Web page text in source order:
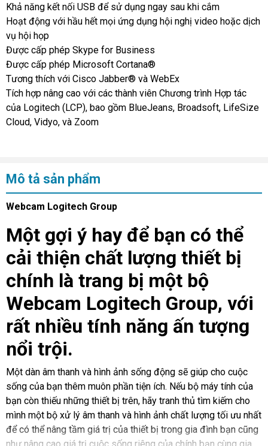
Khả năng kết nối USB để sử dụng ngay sau khi cắm
Hoạt động với hầu hết mọi ứng dụng hội nghị video hoặc dịch
vụ hội họp
Được cấp phép Skype for Business
Được cấp phép Microsoft Cortana®
Tương thích với Cisco Jabber® và WebEx
Tích hợp nâng cao với các thành viên Chương trình Hợp tác
của Logitech (LCP), bao gồm BlueJeans, Broadsoft, LifeSize
Cloud, Vidyo, và Zoom
Mô tả sản phẩm
Webcam Logitech Group
Một gợi ý hay để bạn có thể
cải thiện chất lượng thiết bị
chính là trang bị một bộ
Webcam Logitech Group, với
rất nhiều tính năng ấn tượng
nổi trội.
Một dàn âm thanh và hình ảnh sống động sẽ giúp cho cuộc
sống của bạn thêm muôn phần tiện ích. Nếu bộ máy tính của
bạn còn thiếu những thiết bị trên, hãy tranh thủ tìm kiếm cho
mình một bộ xử lý âm thanh và hình ảnh chất lượng tối ưu nhất
để có thể nâng tầm giá trị của thiết bị trong gia đình bạn cũng
như nâng cao giá trị cuộc sống riêng của chính bạn cùng gia